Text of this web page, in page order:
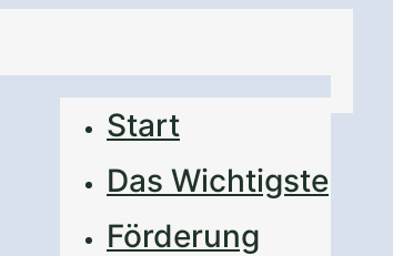
Start
Das Wichtigste
Förderung